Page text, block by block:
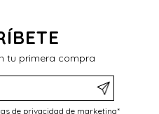
tu primera compra
de privacidad de marketing*